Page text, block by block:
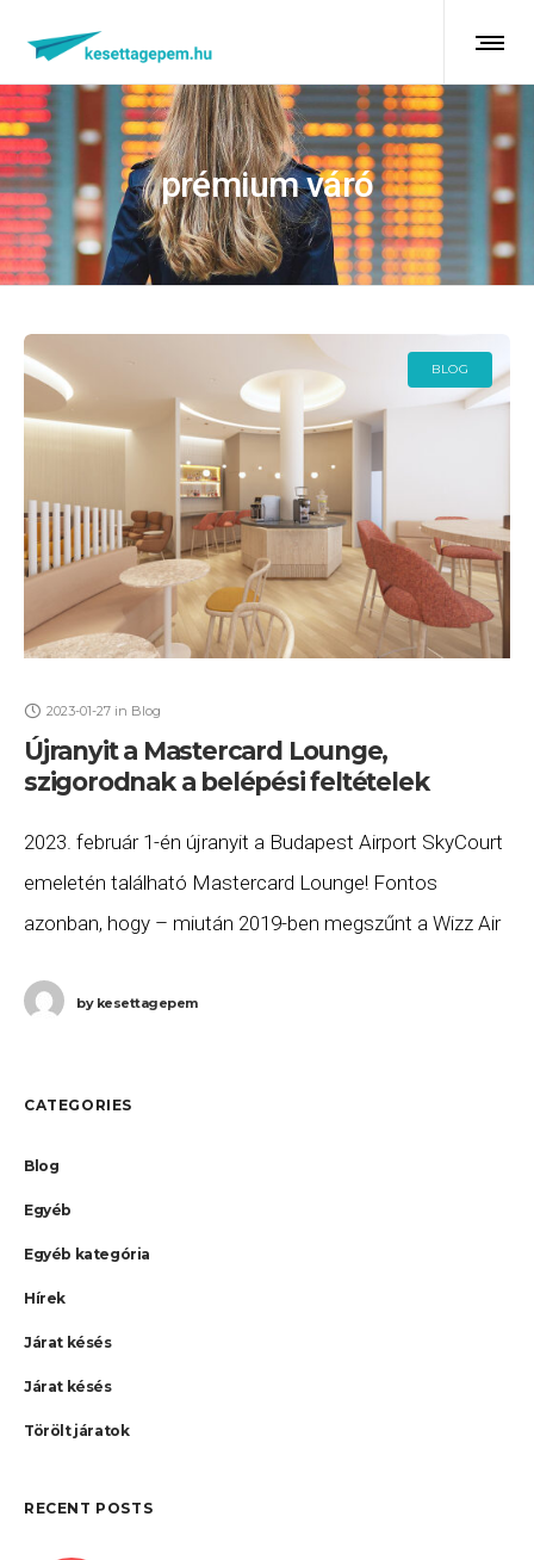
prémium váró
BLOG
2023-01-27 in Blog
Újranyit a Mastercard Lounge,
szigorodnak a belépési feltételek
2023. február 1-én újranyit a Budapest Airport SkyCourt
emeletén található Mastercard Lounge! Fontos
azonban, hogy – miután 2019-ben megszűnt a Wizz Air
belépés – most
bykesettagepem
CATEGORIES
Blog
Egyéb
Egyéb kategória
Hírek
Járat késés
Járat késés
Törölt járatok
RECENT POSTS